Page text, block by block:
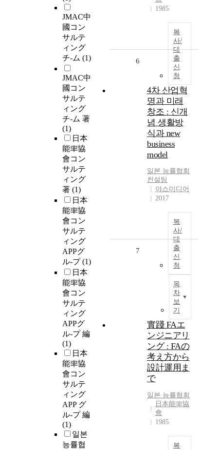
JMAC中
國コン
サルテ
ィング
チ-ム (1)
JMAC中
國コン
サルテ
ィング
チ-ム 著
(1)
日本
能率協
會コン
サルテ
ィング
著 (1)
日本
能率協
會コン
サルテ
ィング
APPグ
ル-プ (1)
日本
能率協
會コン
サルテ
ィング
APPグ
ル-プ 編
(1)
日本
能率協
會コン
サルテ
ィング
APP グ
ル-プ 編
(1)
일본
능률협
1985
복
사/
대
출
신
청
6
4차 산업혁
명과 미래
창조 : 신개
념 생활방
식과 new
business
model
일본 능률협회
컨설팅
야스미디어
2017
복
사/
대
출
신
청
목
차
보
기
7
實踐 FAエ
ンジニアリ
ング : FAの
考え方から
設計運用ま
で
일본 능률협회
日本能率協
會
1985
복